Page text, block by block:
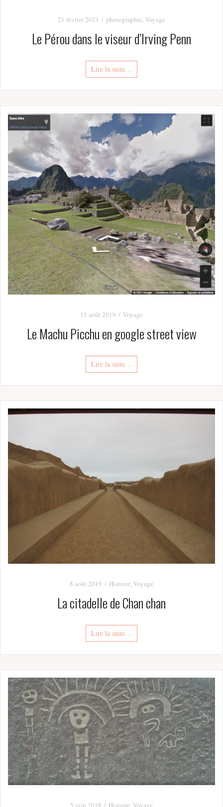
21 février 2021 photographie,Voyage
Le Pérou dans le viseur d’Irving Penn
Lire la suite…
11 août 2019 Voyage
Le Machu Picchu en google street view
Lire la suite…
8 août 2019 Histoire,Voyage
La citadelle de Chan chan
Lire la suite…
5 juin 2018 Histoire,Voyage